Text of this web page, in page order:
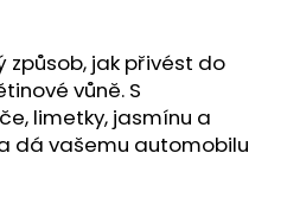
způsob, jak přivést do
vůně. S
limetky, jasmínu a
dá vašemu automobilu